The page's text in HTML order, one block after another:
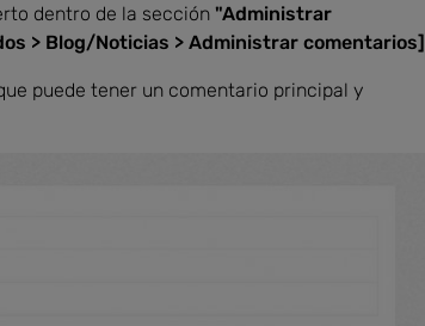
dentro de la sección "Administrar
> Blog/Noticias > Administrar comentarios]
puede tener un comentario principal y